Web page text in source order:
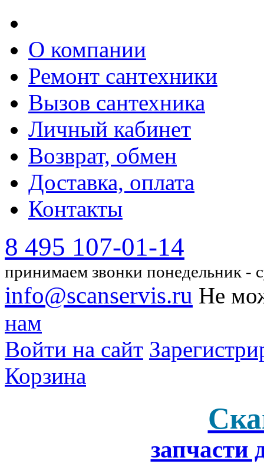
О компании
Ремонт сантехники
Вызов сантехника
Личный кабинет
Возврат, обмен
Доставка, оплата
Контакты
8 495 107-01-14
принимаем звонки понедельник -
info@scanservis.ru Не
нам
Войти на сайт
Корзина
запчасти